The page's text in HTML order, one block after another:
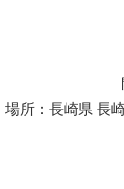
場所：長崎県 長